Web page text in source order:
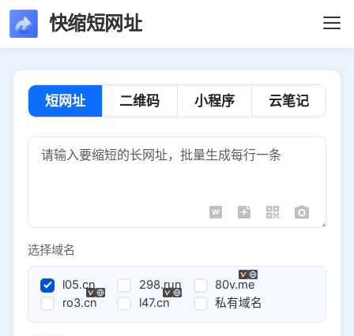
快缩短网址
短网址 二维码 小程序 云笔记
选择域名
l05.cn 298.run
80v.me
ro3.cn
l47.cn 私有域名